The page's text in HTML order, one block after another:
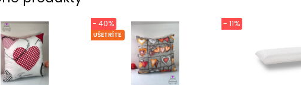
UŠETRÍTE
- 40% - 11%